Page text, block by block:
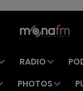
RADIO
PHOTOS